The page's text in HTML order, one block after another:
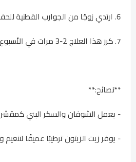
6. ارتدي زوجًا من الجوارب القطنية للحفاظ على الرطوبة طوال الليل.
7. كرر هذا العلاج 2-3 مرات في الأسبوع للحصول على أفضل النتائج.
**نصائح:**
- يعمل الشوفان والسكر البني كمقشر
- يوفر زيت الزيتون ترطيبًا عميقًا